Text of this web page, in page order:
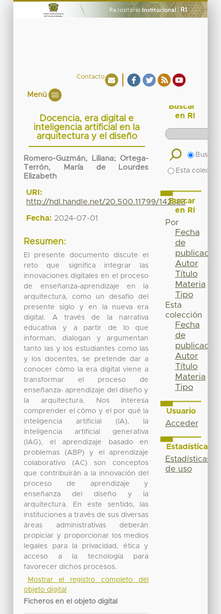
Contacto
Menú
Docencia, era digital e
inteligencia artificial en la
arquitectura y el diseño
Romero-Guzmán, Liliana; Ortega-
Terrón, María de Lourdes
Elizabeth
URI:
http://hdl.handle.net/20.500.11799/142383
Fecha: 2024-07-01
Resumen:
El presente documento discute el
reto que significa integrar las
innovaciones digitales en el proceso
de enseñanza-aprendizaje en la
arquitectura, como un desafío del
presente siglo y en la nueva era
digital. A través de la narrativa
educativa y a partir de lo que
informan, dialogan y argumentan
tanto las y los estudiantes como las
y los docentes, se pretende dar a
conocer cómo la era digital viene a
transformar el proceso de
enseñanza- aprendizaje del diseño y
la arquitectura. Nos interesa
comprender el cómo y el por qué la
inteligencia artificial (IA), la
inteligencia artificial generativa
(IAG), el aprendizaje basado en
problemas (ABP) y el aprendizaje
colaborativo (AC) son conceptos
que contribuirán a la innovación del
proceso de aprendizaje y
enseñanza del diseño y la
arquitectura. En este sentido, las
instituciones a través de sus diversas
áreas administrativas deberán
propiciar y proporcionar los medios
legales para la privacidad, ética y
acceso a la tecnología para
favorecer dichos procesos.
Mostrar el registro completo del
objeto digital
Ficheros en el objeto digital
Buscar
en RI
Buscar
Esta
Buscar
en RI
Por
Fecha
de
publicación
Autor
Título
Materia
Tipo
Esta
colección
Fecha
de
publicación
Autor
Título
Materia
Tipo
Usuario
Acceder
Estadísticas
Estadísticas
de uso